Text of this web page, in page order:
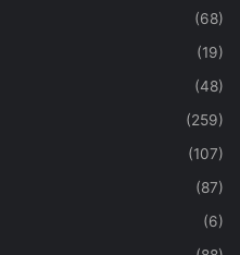
(68)
(19)
(48)
(259)
(107)
(87)
(6)